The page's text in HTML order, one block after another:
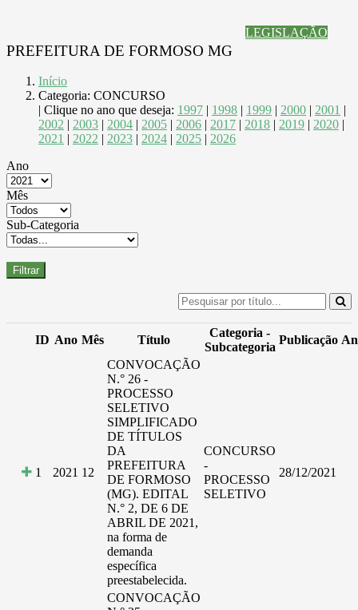
LEGISLAÇÃO
PREFEITURA DE FORMOSO MG
Início
Categoria: CONCURSO
| Clique no ano que deseja: 1997 | 1998 | 1999 | 2000 | 2001 |
2002 | 2003 | 2004 | 2005 | 2006 | 2017 | 2018 | 2019 | 2020 |
2021 | 2022 | 2023 | 2024 | 2025 | 2026
Ano
Mês
Sub-Categoria
Filtrar
ID Ano Mês Título
Categoria -
Subcategoria
Publicação
1 2021 12
CONVOCAÇÃO
N.° 26 -
PROCESSO
SELETIVO
SIMPLIFICADO
DE TÍTULOS
DA
PREFEITURA
DE FORMOSO
(MG). EDITAL
N.° 2, DE 6 DE
ABRIL DE 2021,
na forma de
demanda
específica
preestabelecida.
CONCURSO
-
PROCESSO
SELETIVO
28/12/2021
CONVOCAÇÃO